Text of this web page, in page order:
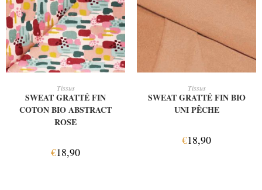
AJOUTER AU PANIER
Tissus
SWEAT GRATTÉ FIN
COTON BIO ABSTRACT
ROSE
€18,90
AJOUTER AU PANIER
Tissus
SWEAT GRATTÉ FIN BIO
UNI PÊCHE
€18,90